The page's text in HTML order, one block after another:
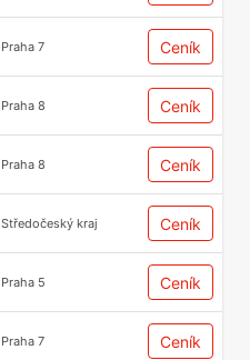
Praha 7 Ceník
Praha 8 Ceník
Praha 8 Ceník
Středočeský kraj Ceník
Praha 5 Ceník
Praha 7 Ceník